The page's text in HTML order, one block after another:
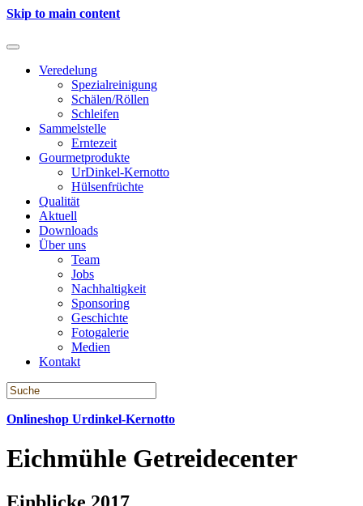
Skip to main content
Veredelung
Spezialreinigung
Schälen/Röllen
Schleifen
Sammelstelle
Erntezeit
Gourmetprodukte
UrDinkel-Kernotto
Hülsenfrüchte
Qualität
Aktuell
Downloads
Über uns
Team
Jobs
Nachhaltigkeit
Sponsoring
Geschichte
Fotogalerie
Medien
Kontakt
Onlineshop Urdinkel-Kernotto
Eichmühle Getreidecenter